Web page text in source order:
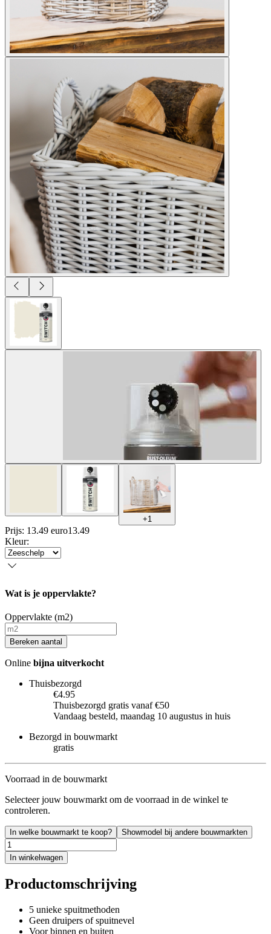
+1
Prijs: 13.49 euro13.49
Kleur:
Wat is je oppervlakte?
Oppervlakte (m2)
Bereken aantal
Online bijna uitverkocht
Thuisbezorgd
€4.95
Thuisbezorgd gratis vanaf €50
Vandaag besteld, maandag 10 augustus in huis
Bezorgd in bouwmarkt
gratis
Voorraad in de bouwmarkt
Selecteer jouw bouwmarkt om de voorraad in de winkel te
controleren.
In welke bouwmarkt te koop? Showmodel bij andere bouwmarkten
In winkelwagen
Productomschrijving
5 unieke spuitmethoden
Geen druipers of spuitnevel
Voor binnen en buiten